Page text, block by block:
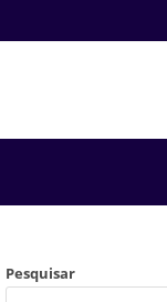
Pesquisar